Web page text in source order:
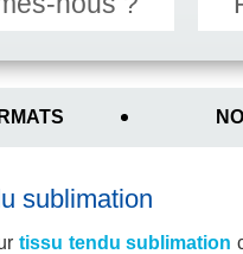
sublimation
tissu tendu sublimation